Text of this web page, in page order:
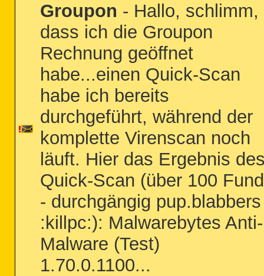
Groupon - Hallo, schlimm,
dass ich die Groupon
Rechnung geöffnet
habe...einen Quick-Scan
habe ich bereits
durchgeführt, während der
komplette Virenscan noch
läuft. Hier das Ergebnis
Quick-Scan (über 100
- durchgängig pup.blabbers
:killpc:): Malwarebytes Anti-
Malware (Test)
1.70.0.1100...